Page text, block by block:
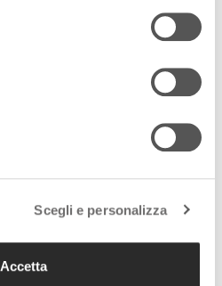
Scegli e personalizza
Accetta